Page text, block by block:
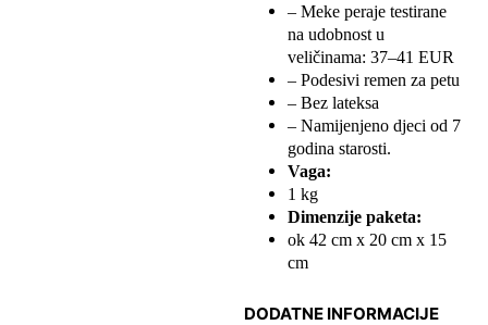
– Meke peraje testirane
na udobnost u
veličinama: 37–41 EUR
– Podesivi remen za petu
– Bez lateksa
– Namijenjeno djeci od 7
godina starosti.
Vaga:
1 kg
Dimenzije paketa:
ok 42 cm x 20 cm x 15
cm
DODATNE INFORMACIJE